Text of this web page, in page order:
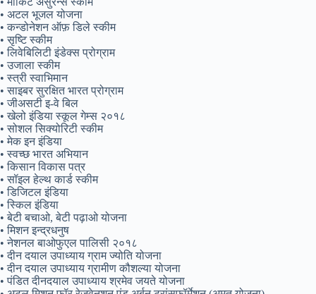
• अटल भूजल योजना
• कन्डोनेशन ऑफ़ डिले स्कीम
• सृष्टि स्कीम
• लिवेबिलिटी इंडेक्स प्रोग्राम
• उजाला स्कीम
• स्त्री स्वाभिमान
• साइबर सुरक्षित भारत प्रोग्राम
• जीअसटी इ-वे बिल
• खेलो इंडिया स्कूल गेम्स २०१८
• सोशल सिक्योरिटी स्कीम
• मेक इन इंडिया
• स्वच्छ भारत अभियान
• किसान विकास पत्र
• सॉइल हेल्थ कार्ड स्कीम
• डिजिटल इंडिया
• स्किल इंडिया
• बेटी बचाओ, बेटी पढ़ाओ योजना
• मिशन इन्द्रधनुष
• नेशनल बाओफुएल पालिसी २०१८
• दीन दयाल उपाध्याय ग्राम ज्योति योजना
• दीन दयाल उपाध्याय ग्रामीण कौशल्या योजना
• पंडित दीनदयाल उपाध्याय श्रमेव जयते योजना